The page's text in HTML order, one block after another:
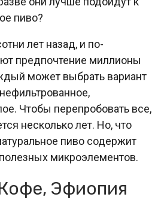
пиво?
лет назад, и по-
предпочтение миллионы
может выбрать вариант
Чтобы перепробовать все,
несколько лет. Но, что
пиво содержит
микроэлементов.
Эфиопия